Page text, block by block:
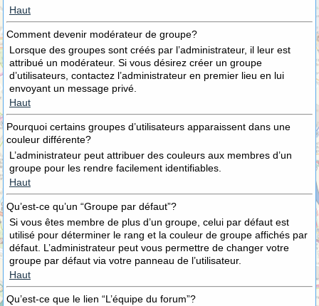
Haut
Comment devenir modérateur de groupe?
Lorsque des groupes sont créés par l’administrateur, il leur est
attribué un modérateur. Si vous désirez créer un groupe
d’utilisateurs, contactez l’administrateur en premier lieu en lui
envoyant un message privé.
Haut
Pourquoi certains groupes d’utilisateurs apparaissent dans une
couleur différente?
L’administrateur peut attribuer des couleurs aux membres d’un
groupe pour les rendre facilement identifiables.
Haut
Qu’est-ce qu’un “Groupe par défaut”?
Si vous êtes membre de plus d’un groupe, celui par défaut est
utilisé pour déterminer le rang et la couleur de groupe affichés par
défaut. L’administrateur peut vous permettre de changer votre
groupe par défaut via votre panneau de l’utilisateur.
Haut
Qu’est-ce que le lien “L’équipe du forum”?